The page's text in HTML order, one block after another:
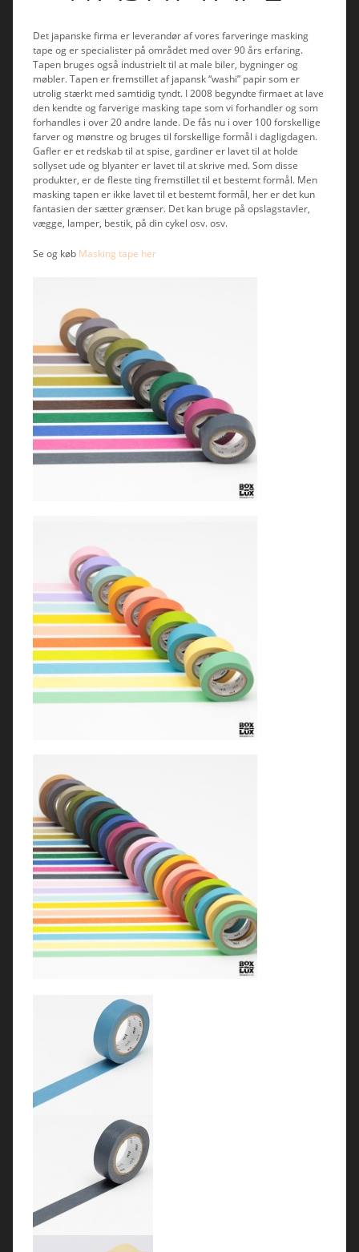
Det japanske firma er leverandør af vores farveringe masking
tape og er specialister på området med over 90 års erfaring.
Tapen bruges også industrielt til at male biler, bygninger og
møbler. Tapen er fremstillet af japansk “washi” papir som er
utrolig stærkt med samtidig tyndt. I 2008 begyndte firmaet at lave
den kendte og farverige masking tape som vi forhandler og som
forhandles i over 20 andre lande. De fås nu i over 100 forskellige
farver og mønstre og bruges til forskellige formål i dagligdagen.
Gafler er et redskab til at spise, gardiner er lavet til at holde
sollyset ude og blyanter er lavet til at skrive med. Som disse
produkter, er de fleste ting fremstillet til et bestemt formål. Men
masking tapen er ikke lavet til et bestemt formål, her er det kun
fantasien der sætter grænser. Det kan bruge på opslagstavler,
vægge, lamper, bestik, på din cykel osv. osv.
Se og køb Masking tape her